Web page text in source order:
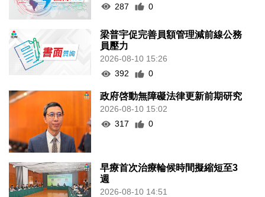
287
0
梁普宇促完善員額管理減前線公務
員壓力
2026-08-10 15:26
392
0
政府啓動無障礙法律更新前期研究
2026-08-10 15:02
317
0
早療首次治療輪候時間擬縮短至3
週
2026-08-10 14:51